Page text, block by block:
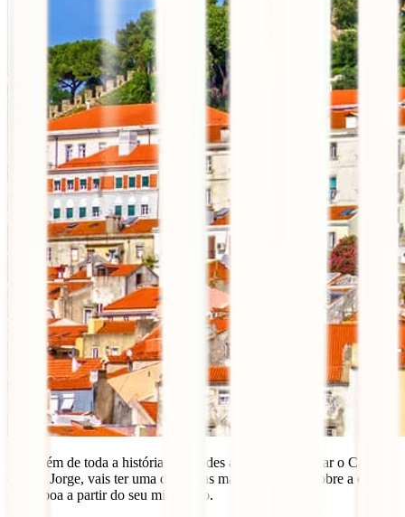
Para além de toda a história que podes aprender ao visitar o Castelo
de São Jorge, vais ter uma das vistas mais magníficas sobre a cidade
de Lisboa a partir do seu miradouro.